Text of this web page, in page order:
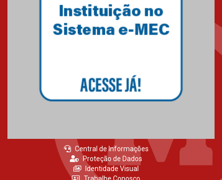
Central de Informações
Proteção de Dados
Identidade Visual